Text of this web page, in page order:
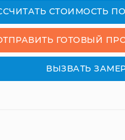
СТОИМОСТЬ
ГОТОВЫЙ
ВЫЗВАТЬ